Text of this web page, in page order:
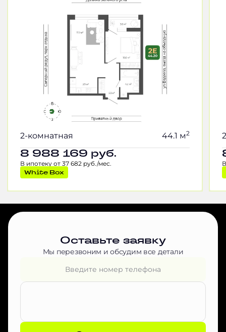
2-комнатная 44.1 м2
8 988 169 руб.
В ипотеку от 37 682 руб./мес.
White Box
Оставьте заявку
Мы перезвоним и обсудим все детали